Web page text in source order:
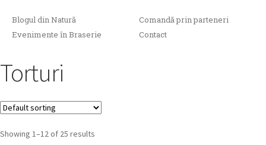
Blogul din Natură
Comandă prin parteneri
Evenimente în Braserie
Contact
Torturi
Showing 1–12 of 25 results